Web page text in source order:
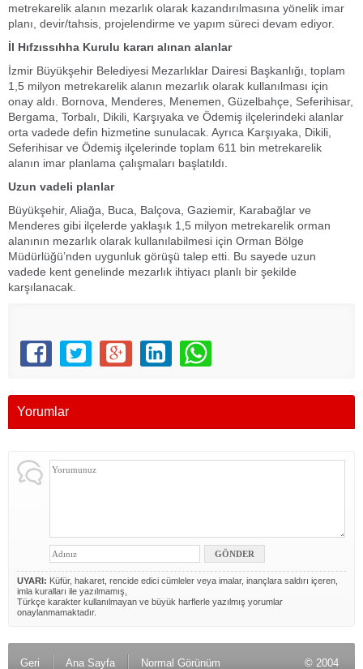
metrekarelik alanın mezarlık olarak kazandırılmasına yönelik imar
planı, devir/tahsis, projelendirme ve yapım süreci devam ediyor.
İl Hıfzıssıhha Kurulu kararı alınan alanlar
İzmir Büyükşehir Belediyesi Mezarlıklar Dairesi Başkanlığı, toplam
1,5 milyon metrekarelik alanın mezarlık olarak kullanılması için
onay aldı. Bornova, Menderes, Menemen, Güzelbahçe, Seferihisar,
Bergama, Torbalı, Dikili, Karşıyaka ve Ödemiş ilçelerindeki alanlar
orta vadede defin hizmetine sunulacak. Ayrıca Karşıyaka, Dikili,
Seferihisar ve Ödemiş ilçelerinde toplam 611 bin metrekarelik
alanın imar planlama çalışmaları başlatıldı.
Uzun vadeli planlar
Büyükşehir, Aliağa, Buca, Balçova, Gaziemir, Karabağlar ve
Menderes gibi ilçelerde yaklaşık 1,5 milyon metrekarelik orman
alanının mezarlık olarak kullanılabilmesi için Orman Bölge
Müdürlüğü’nden uygunluk görüşü talep etti. Bu sayede uzun
vadede kent genelinde mezarlık ihtiyacı planlı bir şekilde
karşılanacak.
Yorumlar
UYARI: Küfür, hakaret, rencide edici cümleler veya imalar, inançlara saldırı içeren,
imla kuralları ile yazılmamış,
Türkçe karakter kullanılmayan ve büyük harflerle yazılmış yorumlar
onaylanmamaktadır.
Geri Ana Sayfa Normal Görünüm © 2004